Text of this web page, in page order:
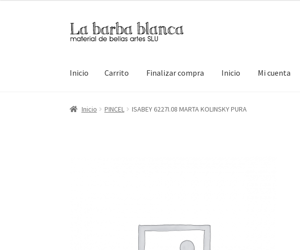
Ir
a
Ir
al
Inicio Carrito Finalizar compra Inicio Mi cuenta
Inicio CarritoFinalizar compra InicioMi cuentaTienda
Inicio PINCEL ISABEY 6227I.08 MARTA KOLINSKY PURA